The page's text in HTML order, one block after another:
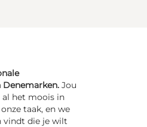
Jou
het moois in
taak, en we
vindt die je wilt